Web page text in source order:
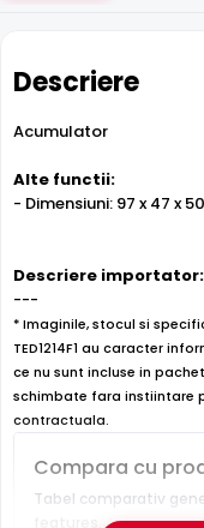
Descriere
Acumulator
Alte functii:
- Dimensiuni: 97 x 47 x 50
Descriere importator:
---
* Imaginile, stocul si
TED1214F1 au caracter
ce nu sunt incluse in
schimbate fara instiintare
contractuala.
Compara cu
Tabel comparativ